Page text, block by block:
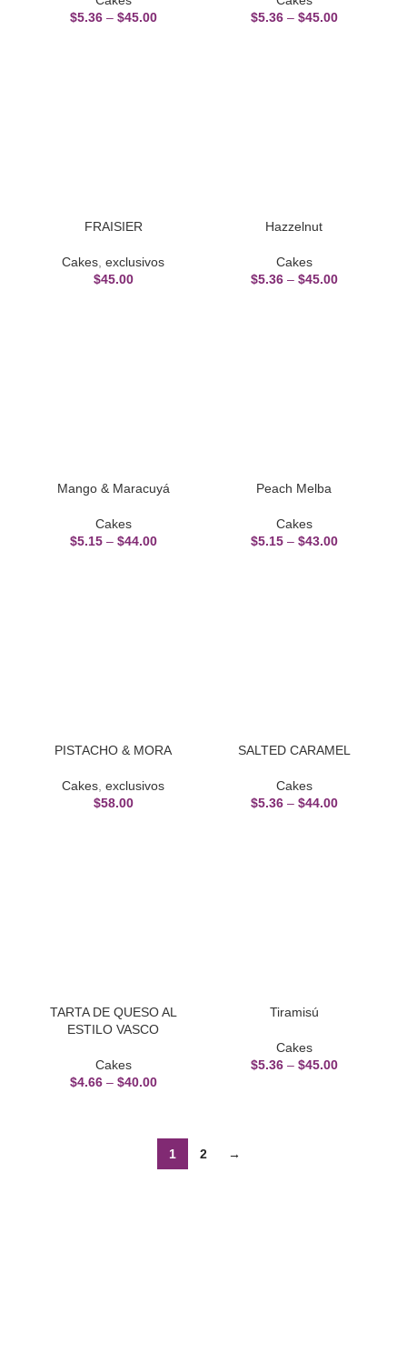
$5.36– $45.00
$5.36– $45.00
FRAISIER
Cakes exclusivos
$45.00
Hazzelnut
Cakes
$5.36– $45.00
Mango & Maracuyá
Cakes
$5.15– $44.00
Peach Melba
Cakes
$5.15– $43.00
PISTACHO & MORA
Cakes exclusivos
$58.00
SALTED CARAMEL
Cakes
$5.36– $44.00
TARTA DE QUESO AL
ESTILO VASCO
Cakes
$4.66– $40.00
Tiramisú
Cakes
$5.36– $45.00
1 2 →